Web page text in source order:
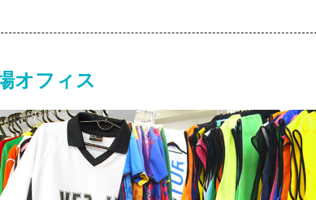
オフィス